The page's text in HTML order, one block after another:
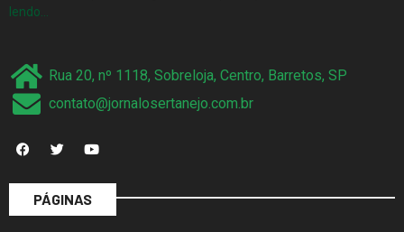
lendo…
Rua 20, nº 1118, Sobreloja, Centro, Barretos, SP
contato@jornalosertanejo.com.br
PÁGINAS